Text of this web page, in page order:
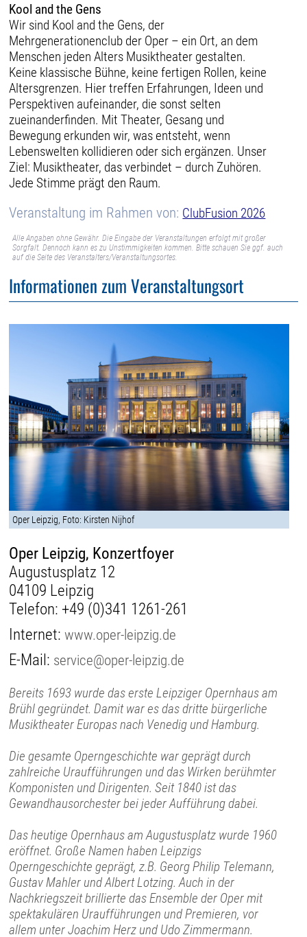
Kool and the Gens
Wir sind Kool and the Gens, der
Mehrgenerationenclub der Oper – ein Ort, an dem
Menschen jeden Alters Musiktheater gestalten.
Keine klassische Bühne, keine fertigen Rollen, keine
Altersgrenzen. Hier treffen Erfahrungen, Ideen und
Perspektiven aufeinander, die sonst selten
zueinanderfinden. Mit Theater, Gesang und
Bewegung erkunden wir, was entsteht, wenn
Lebenswelten kollidieren oder sich ergänzen. Unser
Ziel: Musiktheater, das verbindet – durch Zuhören.
Jede Stimme prägt den Raum.
Veranstaltung im Rahmen von: ClubFusion 2026
Alle Angaben ohne Gewähr. Die Eingabe der Veranstaltungen erfolgt mit großer
Sorgfalt. Dennoch kann es zu Unstimmigkeiten kommen. Bitte schauen Sie ggf. auch
auf die Seite des Veranstalters/Veranstaltungsortes.
Informationen zum Veranstaltungsort
Oper Leipzig, Foto: Kirsten Nijhof
Oper Leipzig, Konzertfoyer
Augustusplatz 12
04109 Leipzig
Telefon: +49 (0)341 1261-261
Internet:www.oper-leipzig.de
E-Mail: service@oper-leipzig.de
Bereits 1693 wurde das erste Leipziger Opernhaus am
Brühl gegründet. Damit war es das dritte bürgerliche
Musiktheater Europas nach Venedig und Hamburg.
Die gesamte Operngeschichte war geprägt durch
zahlreiche Uraufführungen und das Wirken berühmter
Komponisten und Dirigenten. Seit 1840 ist das
Gewandhausorchester bei jeder Aufführung dabei.
Das heutige Opernhaus am Augustusplatz wurde 1960
eröffnet. Große Namen haben Leipzigs
Operngeschichte geprägt, z.B. Georg Philip Telemann,
Gustav Mahler und Albert Lotzing. Auch in der
Nachkriegszeit brillierte das Ensemble der Oper mit
spektakulären Uraufführungen und Premieren, vor
allem unter Joachim Herz und Udo Zimmermann.